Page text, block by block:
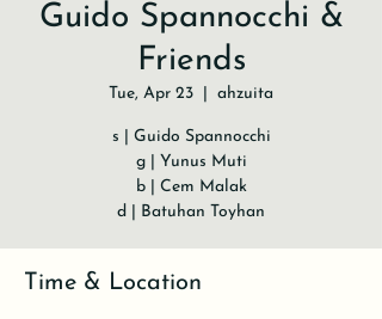
Guido Spannocchi &
Friends
Tue, Apr 23 ahzuita
s | Guido Spannocchi
g | Yunus Muti
b | Cem Malak
d | Batuhan Toyhan
Time & Location